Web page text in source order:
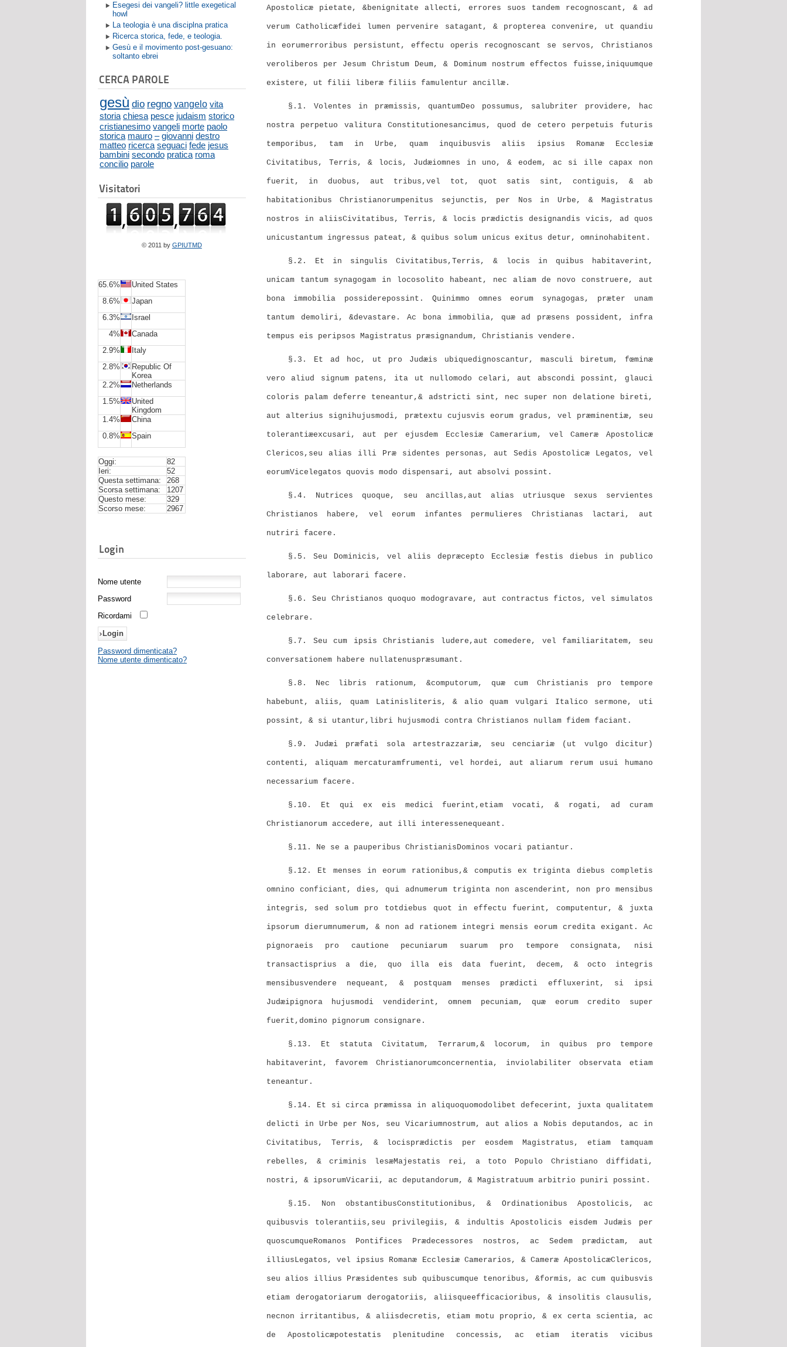
Esegesi dei vangeli? little exegetical
howl
La teologia è una disciplna pratica
Ricerca storica, fede, e teologia.
Gesù e il movimento post-gesuano:
soltanto ebrei
CERCA PAROLE
gesù dio regno vangelo vita
storia chiesa pesce judaism storico
cristianesimo vangeli morte paolo
storica mauro – giovanni destro
matteo ricerca seguaci fede jesus
bambini secondo pratica roma
concilio parole
Visitatori
© 2011 by GPIUTMD
65.6%
United States
8.6%
Japan
6.3%
Israel
4%
Canada
2.9%
Italy
2.8%
Republic Of
Korea
2.2%
Netherlands
1.5%
United
Kingdom
1.4%
China
0.8%
Spain
Oggi:
82
Ieri:
52
Questa settimana:
268
Scorsa settimana:
1207
Questo mese:
329
Scorso mese:
2967
Login
Nome utente
Password
Ricordami
Password dimenticata?
Nome utente dimenticato?
Apostolicæ pietate, &benignitate allecti, errores suos tandem recognoscant, & ad
verum Catholicæfidei lumen pervenire satagant, & propterea convenire, ut quandiu
in eorumerroribus persistunt, effectu operis recognoscant se servos, Christianos
veroliberos per Jesum Christum Deum, & Dominum nostrum effectos fuisse,iniquumque
existere, ut filii liberæ filiis famulentur ancillæ.
§.1. Volentes in præmissis, quantumDeo possumus, salubriter providere, hac
nostra perpetuo valitura Constitutionesancimus, quod de cetero perpetuis futuris
temporibus, tam in Urbe, quam inquibusvis aliis ipsius Romanæ Ecclesiæ
Civitatibus, Terris, & locis, Judæiomnes in uno, & eodem, ac si ille capax non
fuerit, in duobus, aut tribus,vel tot, quot satis sint, contiguis, & ab
habitationibus Christianorumpenitus sejunctis, per Nos in Urbe, & Magistratus
nostros in aliisCivitatibus, Terris, & locis prædictis designandis vicis, ad quos
unicustantum ingressus pateat, & quibus solum unicus exitus detur, omninohabitent.
§.2. Et in singulis Civitatibus,Terris, & locis in quibus habitaverint,
unicam tantum synagogam in locosolito habeant, nec aliam de novo construere, aut
bona immobilia possiderepossint. Quinimmo omnes eorum synagogas, præter unam
tantum demoliri, &devastare. Ac bona immobilia, quæ ad præsens possident, infra
tempus eis peripsos Magistratus præsignandum, Christianis vendere.
§.3. Et ad hoc, ut pro Judæis ubiquedignoscantur, masculi biretum, fœminæ
vero aliud signum patens, ita ut nullomodo celari, aut abscondi possint, glauci
coloris palam deferre teneantur,& adstricti sint, nec super non delatione bireti,
aut alterius signihujusmodi, prætextu cujusvis eorum gradus, vel præminentiæ, seu
tolerantiæexcusari, aut per ejusdem Ecclesiæ Camerarium, vel Cameræ Apostolicæ
Clericos,seu alias illi Præ sidentes personas, aut Sedis Apostolicæ Legatos, vel
eorumVicelegatos quovis modo dispensari, aut absolvi possint.
§.4. Nutrices quoque, seu ancillas,aut alias utriusque sexus servientes
Christianos habere, vel eorum infantes permulieres Christianas lactari, aut
nutriri facere.
§.5. Seu Dominicis, vel aliis depræcepto Ecclesiæ festis diebus in publico
laborare, aut laborari facere.
§.6. Seu Christianos quoquo modogravare, aut contractus fictos, vel simulatos
celebrare.
§.7. Seu cum ipsis Christianis ludere,aut comedere, vel familiaritatem, seu
conversationem habere nullatenuspræsumant.
§.8. Nec libris rationum, &computorum, quæ cum Christianis pro tempore
habebunt, aliis, quam Latinisliteris, & alio quam vulgari Italico sermone, uti
possint, & si utantur,libri hujusmodi contra Christianos nullam fidem faciant.
§.9. Judæi præfati sola artestrazzariæ, seu cenciariæ (ut vulgo dicitur)
contenti, aliquam mercaturamfrumenti, vel hordei, aut aliarum rerum usui humano
necessarium facere.
§.10. Et qui ex eis medici fuerint,etiam vocati, & rogati, ad curam
Christianorum accedere, aut illi interessenequeant.
§.11. Ne se a pauperibus ChristianisDominos vocari patiantur.
§.12. Et menses in eorum rationibus,& computis ex triginta diebus completis
omnino conficiant, dies, qui adnumerum triginta non ascenderint, non pro mensibus
integris, sed solum pro totdiebus quot in effectu fuerint, computentur, & juxta
ipsorum dierumnumerum, & non ad rationem integri mensis eorum credita exigant. Ac
pignoraeis pro cautione pecuniarum suarum pro tempore consignata, nisi
transactisprius a die, quo illa eis data fuerint, decem, & octo integris
mensibusvendere nequeant, & postquam menses prædicti effluxerint, si ipsi
Judæipignora hujusmodi vendiderint, omnem pecuniam, quæ eorum credito super
fuerit,domino pignorum consignare.
§.13. Et statuta Civitatum, Terrarum,& locorum, in quibus pro tempore
habitaverint, favorem Christianorumconcernentia, inviolabiliter observata etiam
teneantur.
§.14. Et si circa præmissa in aliquoquomodolibet defecerint, juxta qualitatem
delicti in Urbe per Nos, seu Vicariumnostrum, aut alios a Nobis deputandos, ac in
Civitatibus, Terris, & locisprædictis per eosdem Magistratus, etiam tamquam
rebelles, & criminis lesæMajestatis rei, a toto Populo Christiano diffidati,
nostri, & ipsorumVicarii, ac deputandorum, & Magistratuum arbitrio puniri possint.
§.15. Non obstantibusConstitutionibus, & Ordinationibus Apostolicis, ac
quibusvis tolerantiis,seu privilegiis, & indultis Apostolicis eisdem Judæis per
quoscumqueRomanos Pontifices Prædecessores nostros, ac Sedem prædictam, aut
illiusLegatos, vel ipsius Romanæ Ecclesiæ Camerarios, & Cameræ ApostolicæClericos,
seu alios illius Præsidentes sub quibuscumque tenoribus, &formis, ac cum quibusvis
etiam derogatoriarum derogatoriis, aliisqueefficacioribus, & insolitis clausulis,
necnon irritantibus, & aliisdecretis, etiam motu proprio, & ex certa scientia, ac
de Apostolicæpotestatis plenitudine concessis, ac etiam iteratis vicibus